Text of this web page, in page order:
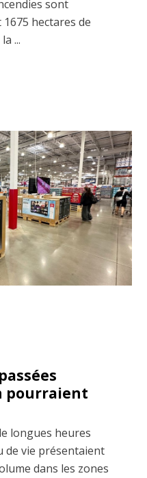
sont
hectares de
...
pourraient
longues heures
de vie présentaient
dans les zones